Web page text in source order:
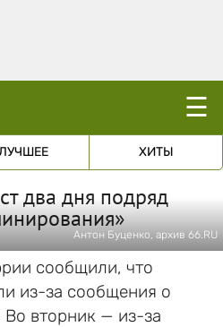
☰
ХИТЫ
два дня подряд
Антон Буценко, архив 66.RU
сообщили, что
из-за сообщения о
вторник — из-за